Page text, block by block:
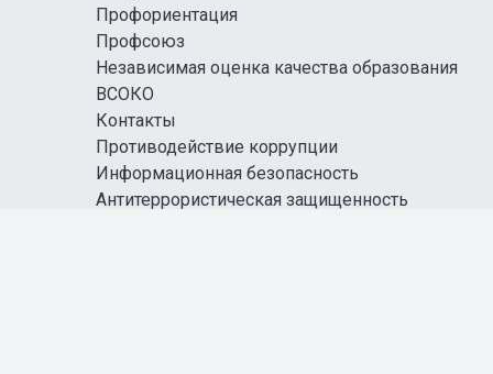
Профориентация
Профсоюз
Независимая оценка качества образования
ВСОКО
Контакты
Противодействие коррупции
Информационная безопасность
Антитеррористическая защищенность